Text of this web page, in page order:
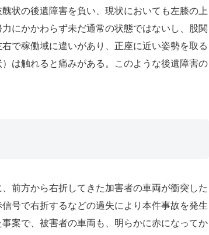
状の後遺障害を負い、現状においても左膝の上
にかかわらず未だ通常の状態ではないし、股関
で稼働域に違いがあり、正座に近い姿勢を取る
は触れると痛みがある。このような後遺障害の
前方から右折してきた加害者の車両が衝突した
号で右折するなどの過失により本件事故を発生
案で、被害者の車両も、明らかに赤になってか